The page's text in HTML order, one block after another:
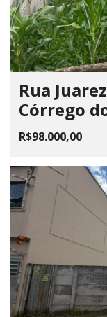
Rua
Córrego
R$98.000,00